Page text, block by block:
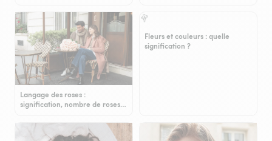
Langage des roses :
signification, nombre de roses…
Fleurs et couleurs : quelle
signification ?